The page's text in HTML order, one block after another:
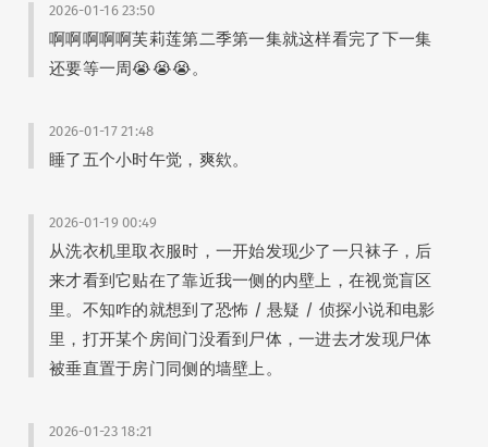
2026-01-16 23:50
啊啊啊啊啊芙莉莲第二季第一集就这样看完了下一集
还要等一周😭😭😭。
2026-01-17 21:48
睡了五个小时午觉，爽欸。
2026-01-19 00:49
从洗衣机里取衣服时，一开始发现少了一只袜子，后
来才看到它贴在了靠近我一侧的内壁上，在视觉盲区
里。不知咋的就想到了恐怖 / 悬疑 / 侦探小说和电影
里，打开某个房间门没看到尸体，一进去才发现尸体
被垂直置于房门同侧的墙壁上。
2026-01-23 18:21